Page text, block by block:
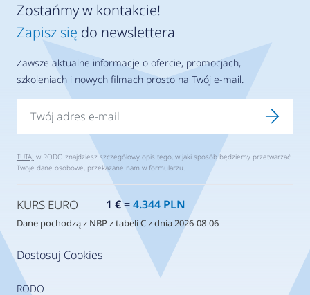
Dostosuj Cookies
RODO
Zostańmy w kontakcie!
Zapisz się do newslettera
Zawsze aktualne informacje o ofercie, promocjach,
szkoleniach i nowych filmach prosto na Twój e-mail.
TUTAJ w RODO znajdziesz szczegółowy opis tego, w jaki sposób będziemy przetwarzać
Twoje dane osobowe, przekazane nam w formularzu.
KURS EURO 1 € =4.344 PLN
Dane pochodzą z NBP z tabeli C z dnia 2026-08-06